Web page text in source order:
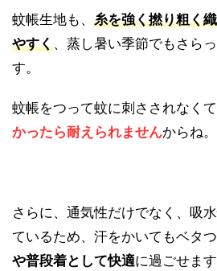
蚊帳生地も、 糸を強く撚り粗く
やすく、蒸し暑い季節でもさら
す。
蚊帳をつって蚊に刺さされなく
かったら耐えられませんからね。
さらに、通気性だけでなく、吸
ているため、汗をかいてもベタつ
や普段着として快適に過ごせます